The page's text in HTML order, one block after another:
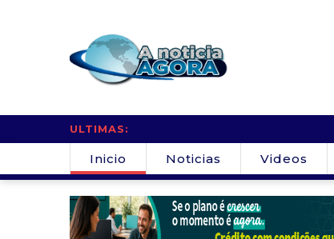
ULTIMAS:
Inicio Noticias Videos